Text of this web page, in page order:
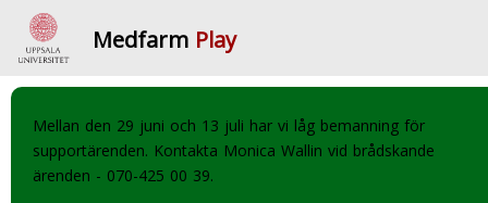
Medfarm Play
Mellan den 29 juni och 13 juli har vi låg bemanning för
supportärenden. Kontakta Monica Wallin vid brådskande
ärenden - 070-425 00 39.